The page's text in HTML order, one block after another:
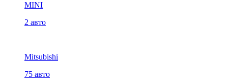
MINI
2 авто
Mitsubishi
75 авто